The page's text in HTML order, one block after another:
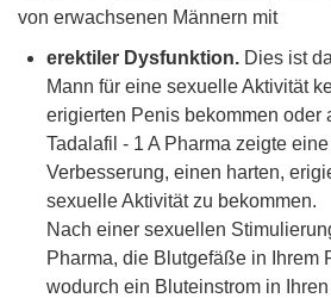
von erwachsenen Männern mit
erektiler Dysfunktion. Dies ist
Mann für eine sexuelle Aktivität
erigierten Penis bekommen oder
Tadalafil - 1 A Pharma zeigte
Verbesserung, einen harten,
sexuelle Aktivität zu bekommen.
Nach einer sexuellen
Pharma, die Blutgefäße in Ihrem
wodurch ein Bluteinstrom in